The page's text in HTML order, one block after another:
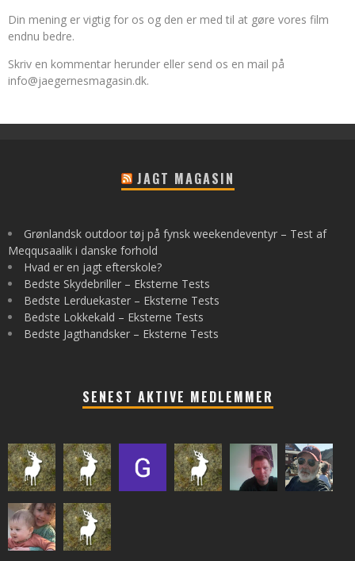
Din mening er vigtig for os og den er med til at gøre vores film
endnu bedre.
Skriv en kommentar herunder eller send os en mail på
info@jaegernesmagasin.dk.
JAGT MAGASIN
Grønlandsk outdoor tøj på fynsk weekendeventyr – Test af
Meqqusaalik i danske forhold
Hvad er en jagt efterskole?
Bedste Skydebriller – Eksterne Tests
Bedste Lerduekaster – Eksterne Tests
Bedste Lokkekald – Eksterne Tests
Bedste Jagthandsker – Eksterne Tests
SENEST AKTIVE MEDLEMMER